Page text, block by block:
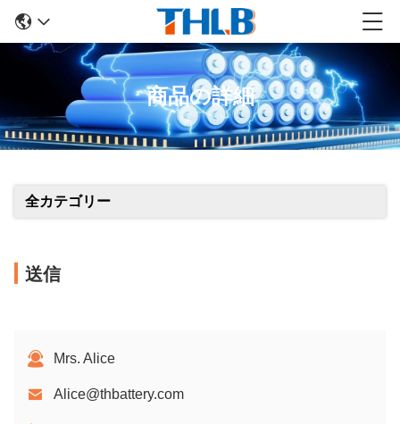
商品の詳細
全カテゴリー
送信
Mrs. Alice
Alice@thbattery.com